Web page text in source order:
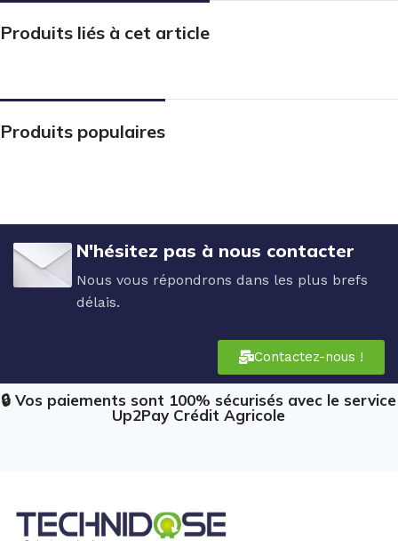
Produits liés à cet article
Produits populaires
N'hésitez pas à nous contacter
Nous vous répondrons dans les plus brefs
délais.
Contactez-nous !
🔒 Vos paiements sont 100% sécurisés avec le service
Up2Pay Crédit Agricole